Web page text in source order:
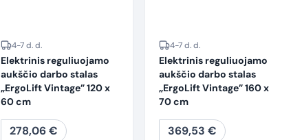
4-7 d. d.
Elektrinis reguliuojamo
aukščio darbo stalas
„ErgoLift Vintage” 120 x
60 cm
278,06€
4-7 d. d.
Elektrinis reguliuojamo
aukščio darbo stalas
„ErgoLift Vintage” 160 x
70 cm
369,53 €